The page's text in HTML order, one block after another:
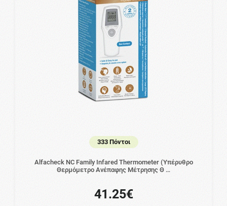
333 Πόντοι
Alfacheck NC Family Infared Thermometer (Υπέρυθρο
Θερμόμετρο Ανέπαφης Μέτρησης Θ …
41.25€